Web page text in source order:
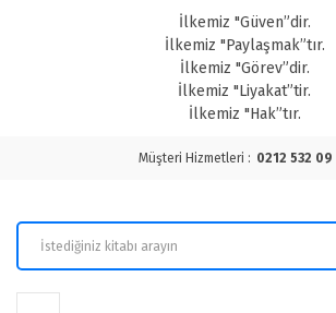
İlkemiz "Güven”dir.
İlkemiz "Paylaşmak”tır.
İlkemiz "Görev”dir.
İlkemiz "Liyakat”tir.
İlkemiz "Hak”tır.
Müşteri Hizmetleri : 0212 532 09